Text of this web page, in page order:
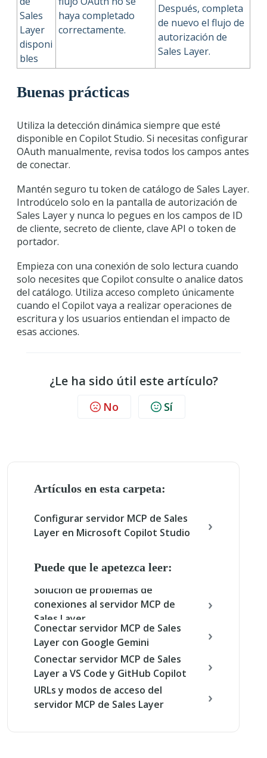
Sales
Layer
disponi
bles
haya completado
correctamente.
Después, completa
de nuevo el flujo de
autorización de
Sales Layer.
Buenas prácticas
Utiliza la detección dinámica siempre que esté
disponible en Copilot Studio. Si necesitas configurar
OAuth manualmente, revisa todos los campos antes
de conectar.
Mantén seguro tu token de catálogo de Sales Layer.
Introdúcelo solo en la pantalla de autorización de
Sales Layer y nunca lo pegues en los campos de ID
de cliente, secreto de cliente, clave API o token de
portador.
Empieza con una conexión de solo lectura cuando
solo necesites que Copilot consulte o analice datos
del catálogo. Utiliza acceso completo únicamente
cuando el Copilot vaya a realizar operaciones de
escritura y los usuarios entiendan el impacto de
esas acciones.
¿Le ha sido útil este artículo?
No Sí
Artículos en esta carpeta:
Configurar servidor MCP de Sales
Layer en Microsoft Copilot Studio
Puede que le apetezca leer:
Solución de problemas de
conexiones al servidor MCP de
Sales Layer
Conectar servidor MCP de Sales
Layer con Google Gemini
Conectar servidor MCP de Sales
Layer a VS Code y GitHub Copilot
URLs y modos de acceso del
servidor MCP de Sales Layer